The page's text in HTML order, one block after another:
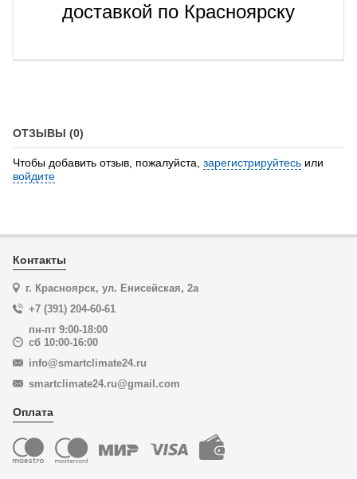
доставкой по Красноярску
ОТЗЫВЫ (0)
Чтобы добавить отзыв, пожалуйста, зарегистрируйтесь или
войдите
Контакты
г. Красноярск, ул. Енисейская, 2а
+7 (391) 204-60-61
пн-пт 9:00-18:00
сб 10:00-16:00
info@smartclimate24.ru
smartclimate24.ru@gmail.com
Оплата